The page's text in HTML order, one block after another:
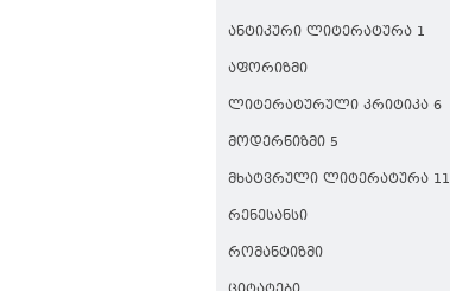
ᲐᲜᲢᲘᲙᲣᲠᲘ ᲚᲘᲢᲔᲠᲐᲢᲣᲠᲐ 1
ᲐᲤᲝᲠᲘᲖᲛᲘ
ᲚᲘᲢᲔᲠᲐᲢᲣᲠᲣᲚᲘ ᲙᲠᲘᲢᲘᲙᲐ 6
ᲛᲝᲓᲔᲠᲜᲘᲖᲛᲘ 5
ᲛᲮᲐᲢᲕᲠᲣᲚᲘ ᲚᲘᲢᲔᲠᲐᲢᲣᲠᲐ 11
ᲠᲔᲜᲔᲡᲐᲜᲡᲘ
ᲠᲝᲛᲐᲜᲢᲘᲖᲛᲘ